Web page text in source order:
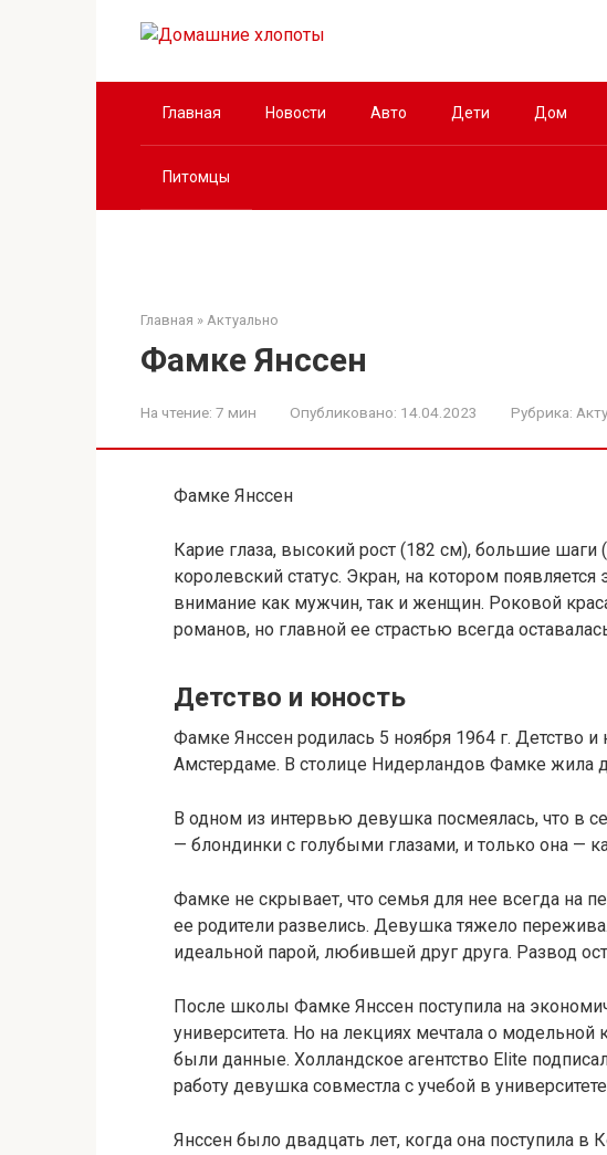
Главная Новости Авто Дети Дом
Питомцы
Главная » Актуально
Фамке Янссен
На чтение: 7 мин Опубликовано: 14.04.2023 Рубрика:
Фамке Янссен
Карие глаза, высокий рост (182 см), большие
королевский статус. Экран, на котором
внимание как мужчин, так и женщин. Роковой
романов, но главной ее страстью всегда
Детство и юность
Фамке Янссен родилась 5 ноября 1964 г. Детство
Амстердаме. В столице Нидерландов Фамке жила
В одном из интервью девушка посмеялась, что в
— блондинки с голубыми глазами, и только она —
Фамке не скрывает, что семья для нее всегда на
ее родители развелись. Девушка тяжело
идеальной парой, любившей друг друга. Развод
После школы Фамке Янссен поступила на
университета. Но на лекциях мечтала о модельной
были данные. Холландское агентство Elite
работу девушка совместла с учебой в
Янссен было двадцать лет, когда она поступила в